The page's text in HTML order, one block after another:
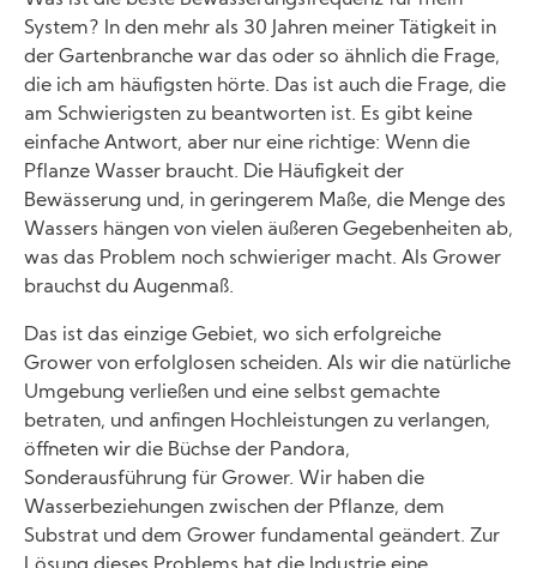
System? In den mehr als 30 Jahren meiner Tätigkeit in
der Gartenbranche war das oder so ähnlich die Frage,
die ich am häufigsten hörte. Das ist auch die Frage, die
am Schwierigsten zu beantworten ist. Es gibt keine
einfache Antwort, aber nur eine richtige: Wenn die
Pflanze Wasser braucht. Die Häufigkeit der
Bewässerung und, in geringerem Maße, die Menge des
Wassers hängen von vielen äußeren Gegebenheiten ab,
was das Problem noch schwieriger macht. Als Grower
brauchst du Augenmaß.
Das ist das einzige Gebiet, wo sich erfolgreiche
Grower von erfolglosen scheiden. Als wir die natürliche
Umgebung verließen und eine selbst gemachte
betraten, und anfingen Hochleistungen zu verlangen,
öffneten wir die Büchse der Pandora,
Sonderausführung für Grower. Wir haben die
Wasserbeziehungen zwischen der Pflanze, dem
Substrat und dem Grower fundamental geändert. Zur